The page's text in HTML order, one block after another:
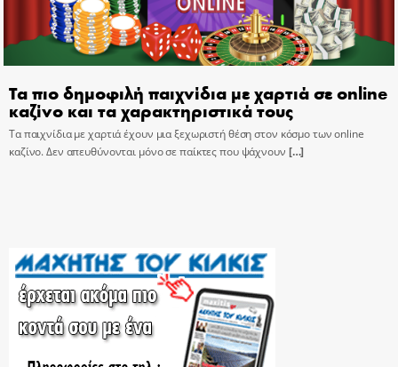
Τα πιο δημοφιλή παιχνίδια με χαρτιά σε online
καζίνο και τα χαρακτηριστικά τους
Τα παιχνίδια με χαρτιά έχουν μια ξεχωριστή θέση στον κόσμο των online
καζίνο. Δεν απευθύνονται μόνο σε παίκτες που ψάχνουν […]